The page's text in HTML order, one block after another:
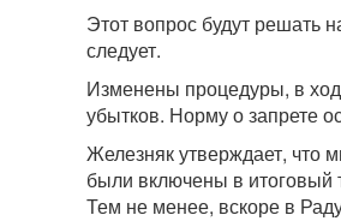
Этот вопрос будут решать
следует.
Изменены процедуры, в
убытков. Норму о запрете
Железняк утверждает, что
были включены в итоговый
Тем не менее, вскоре в